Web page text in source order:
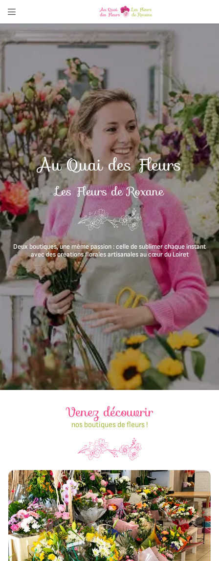

90 Quai Lestrade
45500 Gien
02 38 31 89 06
Il n'y a aucun produit dans
Voir notre sélection
VALIDER VOTRE PANIER
 Adresse email de réception
 Recopier le code ci-contre
Rafraîchir le captcha
En cochant cette case, vous consentez à recevoir nos propositions commerciales à l'adresse email indiqué
dessus. Vous pouvez vous désinscrire à tout moment en utilisant
le formulaire de désinscription.
INSCRIPTION
Au Quai des Fleurs
Les Fleurs de Roxane
Deux boutiques, une même passion : celle de sublimer chaque instant
avec des créations florales artisanales au cœur du Loiret
Venez découvrir
nos boutiques de fleurs !